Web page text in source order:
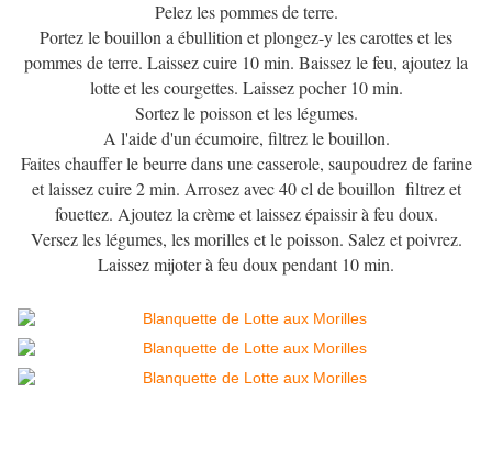
Pelez les pommes de terre.
Portez le bouillon a ébullition et plongez-y les carottes et les
pommes de terre. Laissez cuire 10 min. Baissez le feu, ajoutez la
lotte et les courgettes. Laissez pocher 10 min.
Sortez le poisson et les légumes.
A l'aide d'un écumoire, filtrez le bouillon.
Faites chauffer le beurre dans une casserole, saupoudrez de farine
et laissez cuire 2 min. Arrosez avec 40 cl de bouillon filtrez et
fouettez. Ajoutez la crème et laissez épaissir à feu doux.
Versez les légumes, les morilles et le poisson. Salez et poivrez.
Laissez mijoter à feu doux pendant 10 min.